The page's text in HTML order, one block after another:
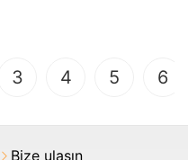
3 4 5 6
Bize ulaşın